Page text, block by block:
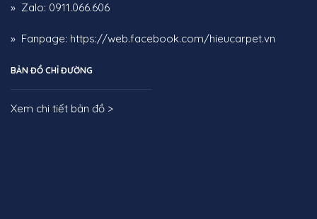
» Zalo: 0911.066.606
» Fanpage: https://web.facebook.com/hieucarpet.vn
BẢN ĐỒ CHỈ ĐƯỜNG
Xem chi tiết bản đồ >